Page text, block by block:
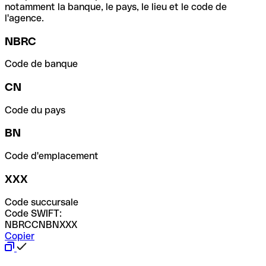
notamment la banque, le pays, le lieu et le code de
l'agence.
NBRC
Code de banque
CN
Code du pays
BN
Code d'emplacement
XXX
Code succursale
Code SWIFT:
NBRCCNBNXXX
Copier